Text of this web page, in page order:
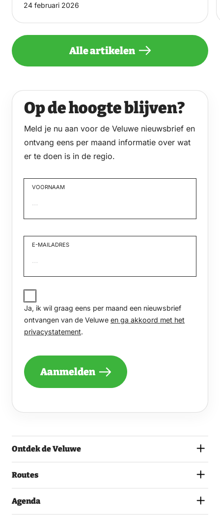
24 februari 2026
Alle artikelen
Op de hoogte blijven?
Meld je nu aan voor de Veluwe nieuwsbrief en
ontvang eens per maand informatie over wat
er te doen is in de regio.
VOORNAAM
E-MAILADRES
JA,
IK
WIL
GRAAG
EENS
PER
EEN
ONTVANGEN
EN
HET
Ja, ik wil graag eens per maand een nieuwsbrief
ontvangen van de Veluwe en ga akkoord met het
privacystatement.
Aanmelden
Ontdek de Veluwe
Routes
Agenda